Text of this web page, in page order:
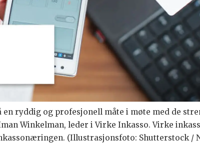
ryddig og profesjonell måte i møte med de
Winkelman, leder i Virke Inkasso. Virke
(Illustrasjonsfoto: Shutterstock /